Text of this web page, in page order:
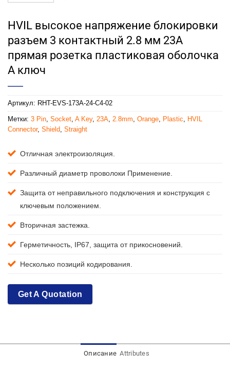
HVIL высокое напряжение блокировки
разъем 3 контактный 2.8 мм 23A
прямая розетка пластиковая оболочка
A ключ
Артикул: RHT-EVS-173A-24-C4-02
Метки: 3 Pin Socket A Key, 23A 2.8mm Orange Plastic
HVIL
Connector, Shield Straight
Отличная электроизоляция.
Различный диаметр проволоки Применение.
Защита от неправильного подключения и конструкция с
ключевым положением.
Вторичная застежка.
Герметичность, IP67, защита от прикосновений.
Несколько позиций кодирования.
Get A Quotation
Описание Attributes